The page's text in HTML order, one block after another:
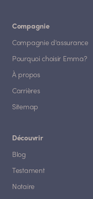
Compagnie
Compagnie d'assurance
Pourquoi choisir Emma?
À propos
Carrières
Sitemap
Découvrir
Blog
Testament
Notaire